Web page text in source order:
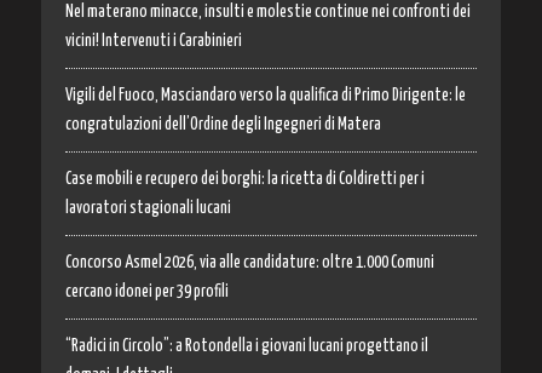
Nel materano minacce, insulti e molestie continue nei confronti dei
vicini! Intervenuti i Carabinieri
Vigili del Fuoco, Masciandaro verso la qualifica di Primo Dirigente: le
congratulazioni dell’Ordine degli Ingegneri di Matera
Case mobili e recupero dei borghi: la ricetta di Coldiretti per i
lavoratori stagionali lucani
Concorso Asmel 2026, via alle candidature: oltre 1.000 Comuni
cercano idonei per 39 profili
“Radici in Circolo”: a Rotondella i giovani lucani progettano il